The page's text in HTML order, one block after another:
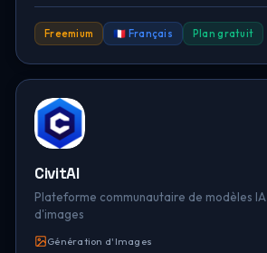
Freemium 🇫🇷 Français Plan gratuit
CivitAI
Plateforme communautaire de modèles
d'images
Génération d'Images